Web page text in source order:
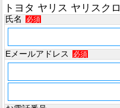
トヨタ ヤリス ヤリスク
氏名 必須
Eメールアドレス 必須